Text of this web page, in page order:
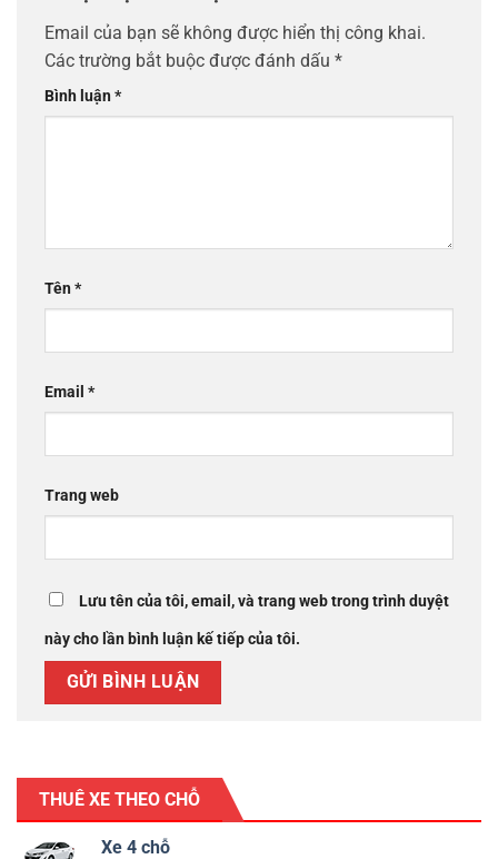
Email của bạn sẽ không được hiển thị công khai.
Các trường bắt buộc được đánh dấu *
Bình luận*
Tên*
Email *
Trang web
Lưu tên của tôi, email, và trang web trong trình duyệt
này cho lần bình luận kế tiếp của tôi.
THUÊ XE THEO CHỖ
Xe 4 chỗ